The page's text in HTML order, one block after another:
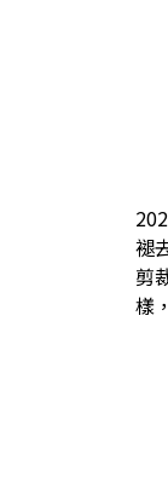
褪
剪
樣